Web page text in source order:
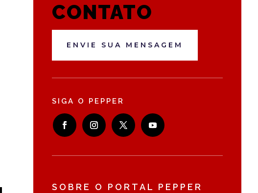
CONTATO
ENVIE SUA MENSAGEM
SIGA O PEPPER
SOBRE O PORTAL PEPPER